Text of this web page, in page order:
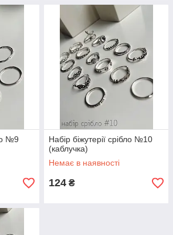
№9
Набір біжутерії срібло №10
(каблучка)
Немає в наявності
124 ₴